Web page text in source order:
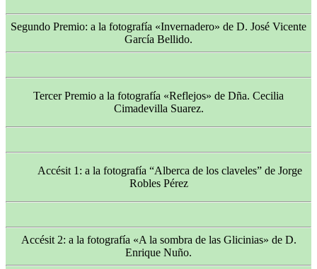
Segundo Premio: a la fotografía «Invernadero» de D. José Vicente
García Bellido.
Tercer Premio a la fotografía «Reflejos» de Dña. Cecilia
Cimadevilla Suarez.
Accésit 1: a la fotografía “Alberca de los claveles” de Jorge
Robles Pérez
Accésit 2: a la fotografía «A la sombra de las Glicinias» de D.
Enrique Nuño.